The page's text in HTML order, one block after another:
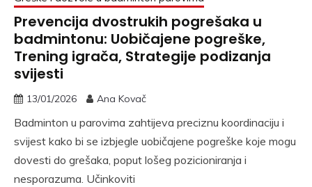
Prevencija dvostrukih pogrešaka u
badmintonu: Uobičajene pogreške,
Trening igrača, Strategije podizanja
svijesti
13/01/2026 Ana Kovač
Badminton u parovima zahtijeva preciznu koordinaciju i
svijest kako bi se izbjegle uobičajene pogreške koje mogu
dovesti do grešaka, poput lošeg pozicioniranja i
nesporazuma. Učinkoviti